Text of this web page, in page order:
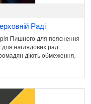
Раді
Пишного для пояснення
для наглядових рад.
діють обмеження,